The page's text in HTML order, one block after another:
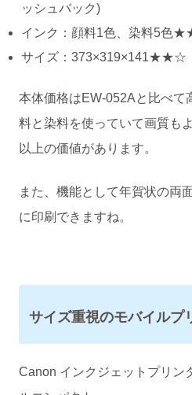
ッシュバック)
インク：顔料1色、染料5色
サイズ：373×319×141★★☆
本体価格はEW-052Aと比べて
料と染料を使っていて画質も
以上の価値があります。
また、機能として年賀状の両
に印刷できますね。
サイズ重視のモバイルプ
Canon インクジェットプリン